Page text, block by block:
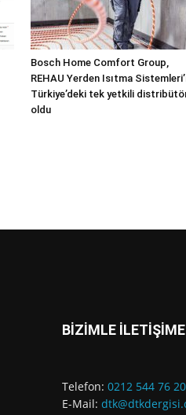
Bosch Home Comfort Group,
REHAU Yerden Isıtma
Türkiye’deki tek yetkili
oldu
BİZİMLE
Telefon: 0212 544 76 20
E-Mail: